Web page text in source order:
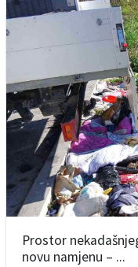
Prostor
novu namjenu – ...